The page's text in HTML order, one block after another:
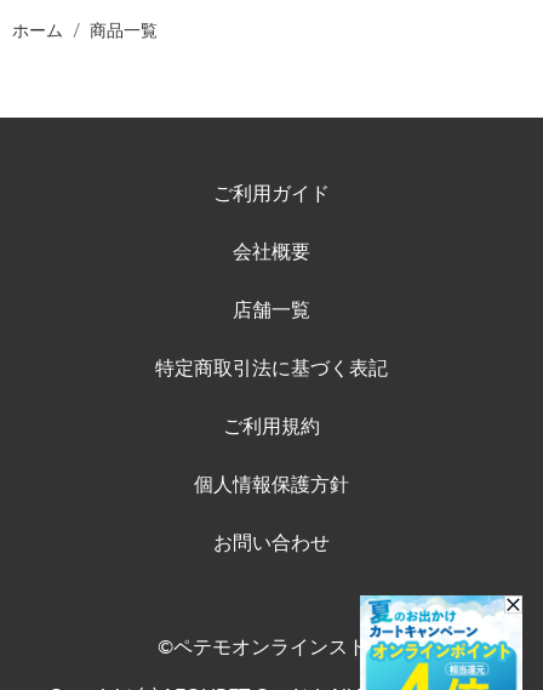
ホーム 商品一覧
ご利用ガイド
会社概要
店舗一覧
特定商取引法に基づく表記
ご利用規約
個人情報保護方針
お問い合わせ
©ペテモオンラインストア